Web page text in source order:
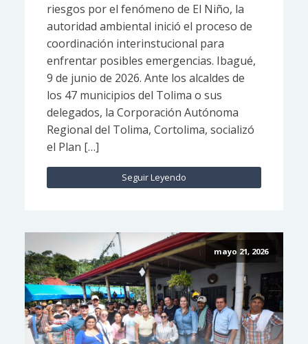
riesgos por el fenómeno de El Niño, la
autoridad ambiental inició el proceso de
coordinación interinstucional para
enfrentar posibles emergencias. Ibagué,
9 de junio de 2026. Ante los alcaldes de
los 47 municipios del Tolima o sus
delegados, la Corporación Autónoma
Regional del Tolima, Cortolima, socializó
el Plan […]
Seguir Leyendo
mayo 21, 2026